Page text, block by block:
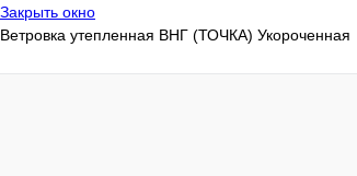
Закрыть окно
Ветровка утепленная ВНГ (ТОЧКА) Укороченная